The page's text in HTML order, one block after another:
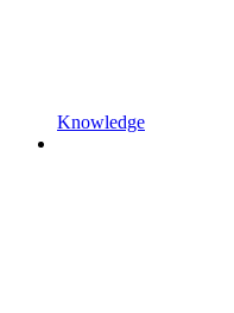
Knowledge